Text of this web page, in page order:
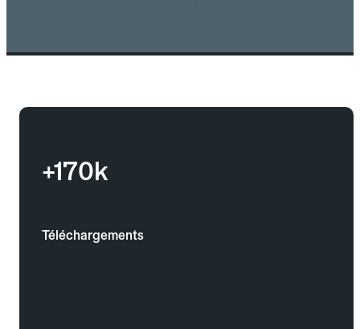
+170k
Téléchargements